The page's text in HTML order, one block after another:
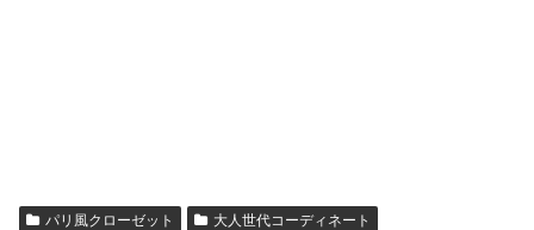
パリ風クローゼット 大人世代コーディネート